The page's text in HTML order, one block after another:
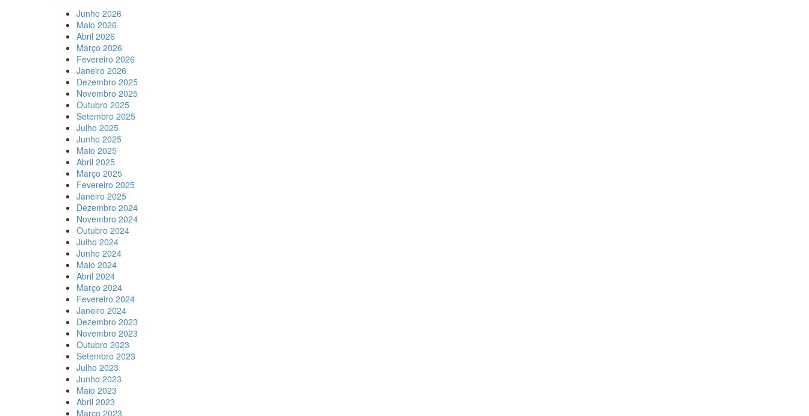
Junho 2026
Maio 2026
Abril 2026
Março 2026
Fevereiro 2026
Janeiro 2026
Dezembro 2025
Novembro 2025
Outubro 2025
Setembro 2025
Julho 2025
Junho 2025
Maio 2025
Abril 2025
Março 2025
Fevereiro 2025
Janeiro 2025
Dezembro 2024
Novembro 2024
Outubro 2024
Julho 2024
Junho 2024
Maio 2024
Abril 2024
Março 2024
Fevereiro 2024
Janeiro 2024
Dezembro 2023
Novembro 2023
Outubro 2023
Setembro 2023
Julho 2023
Junho 2023
Maio 2023
Abril 2023
Março 2023